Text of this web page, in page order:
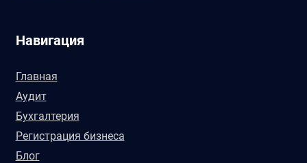
Навигация
Главная
Аудит
Бухгалтерия
Регистрация бизнеса
Блог